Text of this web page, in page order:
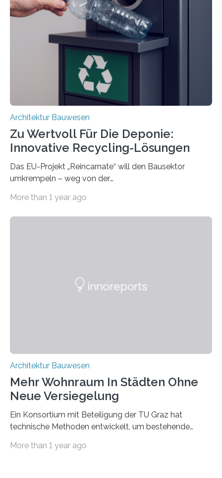
resilient verbinden und bei Bedarf einfach voneinander
trennen. Der Fokus lag auf der Verbindung von
Bauteilen mit unterschiedlicher Lebensdauer, bei denen
irreversible Verbindungen den Austausch üblicherweise
erschweren. Hierzu untersuchten die Forschenden zwei
unterschiedliche Zugänge. Einerseits klebten sie…
Architektur Bauwesen
Zu Wertvoll Für Die Deponie:
Innovative Recycling-Lösungen
Das EU-Projekt „Reincarnate“ will den Bausektor
umkrempeln – weg von der
Kreislaufwirtschaft Bei dem schwedischen
Datenbank erfasst sind, neue Baustoffe kreiert werden.
More than 1 year ago
Architektur Bauwesen
Mehr Wohnraum In Städten Ohne
Neue Versiegelung
Ein Konsortium mit Beteiligung der TU Graz hat
technische Methoden entwickelt, um bestehende
Holzkonstruktionen auf nachhaltige Weise
More than 1 year ago